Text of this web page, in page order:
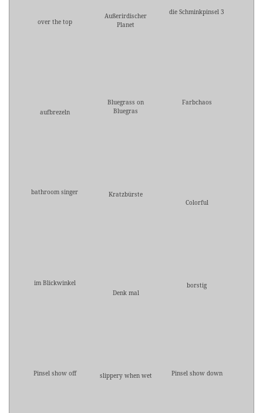
over the top
Außerirdischer
Planet
die Schminkpinsel 3
aufbrezeln
Bluegrass on
Bluegras
Farbchaos
bathroom singer
Kratzbürste
Colorful
im Blickwinkel
Denk mal
borstig
Pinsel show off slippery when wet Pinsel show down